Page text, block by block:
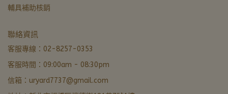
輔具補助核銷
聯絡資訊
客服專線：02-8257-0353
客服時間：09:00am - 08:30pm
信箱：uryard7737@gmail.com最快回覆